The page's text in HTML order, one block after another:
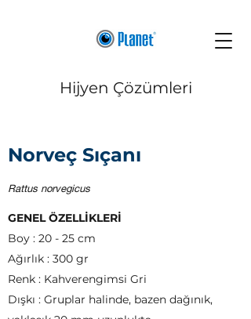
Hijyen Çözümleri
Norveç Sıçanı
Rattus norvegicus
GENEL ÖZELLİKLERİ
Boy : 20 - 25 cm
Ağırlık : 300 gr
Renk : Kahverengimsi Gri
Dışkı : Gruplar halinde, bazen dağınık,